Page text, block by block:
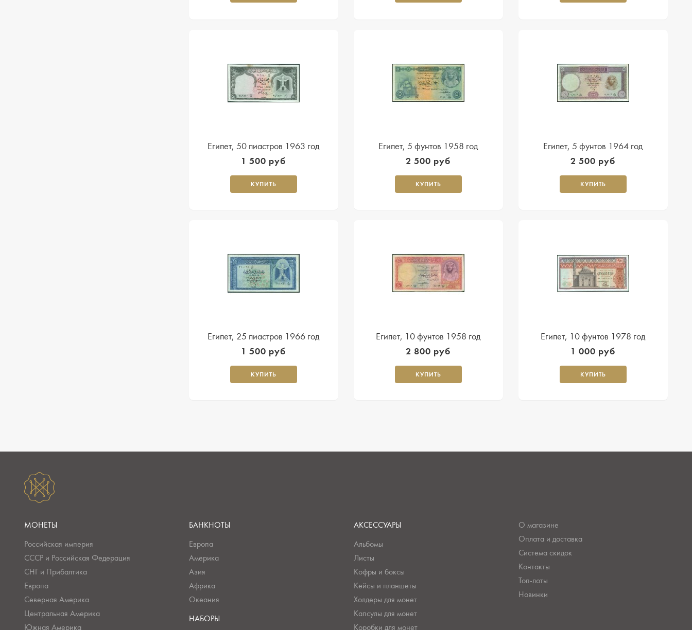
Египет, 50 пиастров 1963 год
1 500 руб
КУПИТЬ
Египет, 5 фунтов 1958 год
2 500 руб
КУПИТЬ
Египет, 5 фунтов 1964 год
2 500 руб
КУПИТЬ
Египет, 25 пиастров 1966 год
1 500 руб
КУПИТЬ
Египет, 10 фунтов 1958 год
2 800 руб
КУПИТЬ
Египет, 10 фунтов 1978 год
1 000 руб
КУПИТЬ
МОНЕТЫ
Российская империя
СССР и Российская Федерация
СНГ и Прибалтика
Европа
Северная Америка
Центральная Америка
Южная Америка
БАНКНОТЫ
Европа
Америка
Азия
Африка
Океания
НАБОРЫ
АКСЕССУАРЫ
Альбомы
Листы
Кофры и боксы
Кейсы и планшеты
Холдеры для монет
Капсулы для монет
Коробки для монет
О магазине
Оплата и доставка
Система скидок
Контакты
Топ-лоты
Новинки